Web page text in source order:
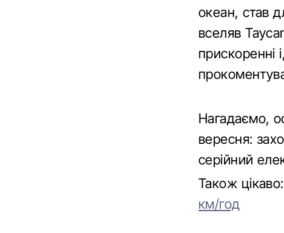
океан, став
вселяв
прискоренні
Нагадаємо,
вересня:
серійний
Також цікаво:
км/год